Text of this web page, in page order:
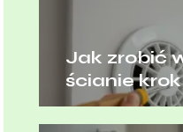
Jak zrobić
ścianie